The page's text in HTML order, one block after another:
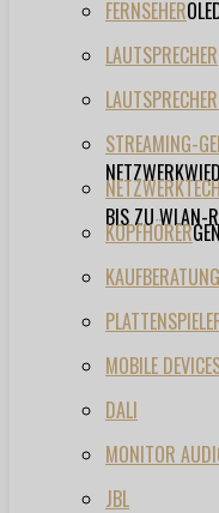
FERNSEHER
LAUTSPRECHER
STREAMING-
BIS ZU WLAN-
KOPFHÖRER
KAUFBERATUNG
MOBILE
DALI
MONITOR
JBL